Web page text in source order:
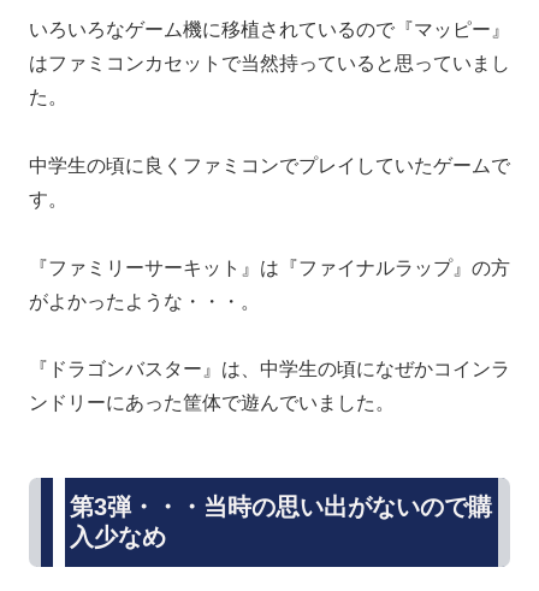
いろいろなゲーム機に移植されているので『マッピー』
はファミコンカセットで当然持っていると思っていまし
た。
中学生の頃に良くファミコンでプレイしていたゲームで
す。
『ファミリーサーキット』は『ファイナルラップ』の方
がよかったような・・・。
『ドラゴンバスター』は、中学生の頃になぜかコインラ
ンドリーにあった筐体で遊んでいました。
第3弾・・・当時の思い出がないので購
入少なめ